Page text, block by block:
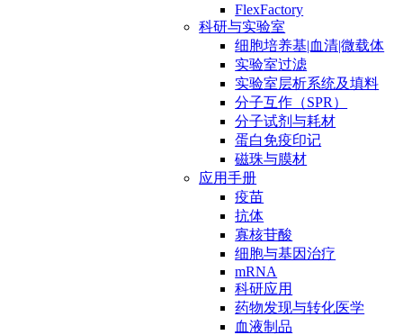
FlexFactory
科研与实验室
细胞培养基|血清|微载体
实验室过滤
实验室层析系统及填料
分子互作（SPR）
分子试剂与耗材
蛋白免疫印记
磁珠与膜材
应用手册
疫苗
抗体
寡核苷酸
细胞与基因治疗
mRNA
科研应用
药物发现与转化医学
血液制品